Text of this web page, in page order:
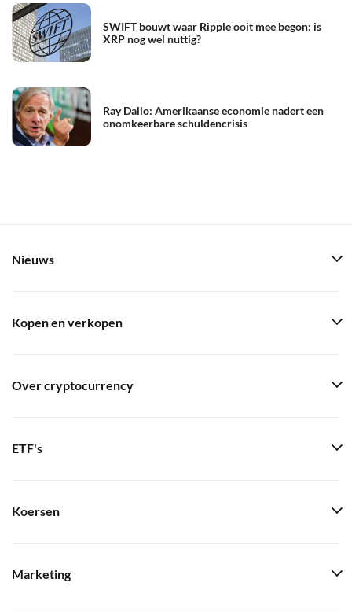
SWIFT bouwt waar Ripple ooit mee begon: is
XRP nog wel nuttig?
Ray Dalio: Amerikaanse economie nadert een
onomkeerbare schuldencrisis
Nieuws
Kopen en verkopen
Over cryptocurrency
ETF's
Koersen
Marketing